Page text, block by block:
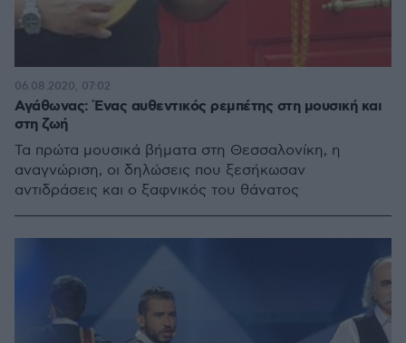
Αγάθωνας: Ένας αυθεντικός ρεμπέτης στη μουσική και
στη ζωή
Τα πρώτα μουσικά βήματα στη Θεσσαλονίκη, η
αναγνώριση, οι δηλώσεις που ξεσήκωσαν
αντιδράσεις και ο ξαφνικός του θάνατος
06.08.2020, 07:02